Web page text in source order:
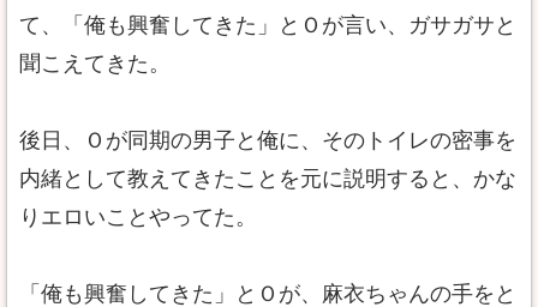
て、「俺も興奮してきた」とＯが言い、ガサガサと
聞こえてきた。
後日、Ｏが同期の男子と俺に、そのトイレの密事を
内緒として教えてきたことを元に説明すると、かな
りエロいことやってた。
「俺も興奮してきた」とＯが、麻衣ちゃんの手をと